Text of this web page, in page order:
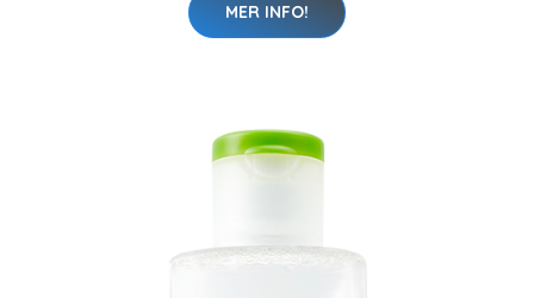
MER INFO!